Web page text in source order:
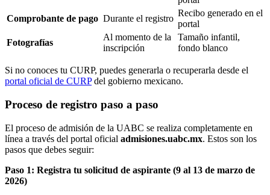
Comprobante de pago Durante el registro
Recibo generado en el
portal
Fotografías
Al momento de la
inscripción
Tamaño infantil,
fondo blanco
Si no conoces tu CURP, puedes generarla o recuperarla desde el
portal oficial de CURPdel gobierno mexicano.
Proceso de registro paso a paso
El proceso de admisión de la UABC se realiza completamente en
línea a través del portal oficial admisiones.uabc.mx. Estos son los
pasos que debes seguir:
Paso 1: Registra tu solicitud de aspirante (9 al 13 de marzo de
2026)